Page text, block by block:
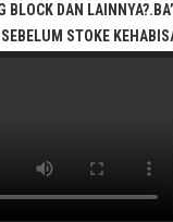
BLOCK DAN
STOKE